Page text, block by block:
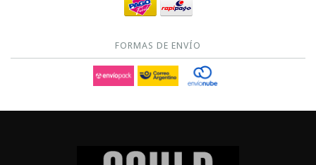
FORMAS DE ENVÍO